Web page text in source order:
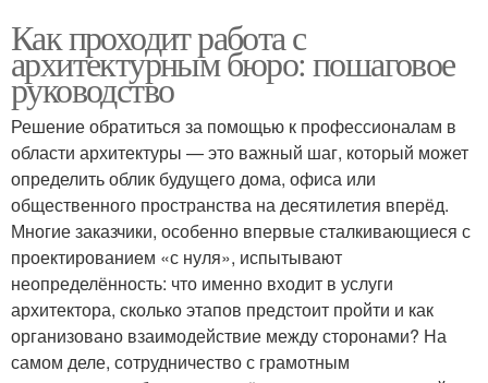
Как проходит работа с
архитектурным бюро: пошаговое
руководство
Решение обратиться за помощью к профессионалам в
области архитектуры — это важный шаг, который может
определить облик будущего дома, офиса или
общественного пространства на десятилетия вперёд.
Многие заказчики, особенно впервые сталкивающиеся с
проектированием «с нуля», испытывают
неопределённость: что именно входит в услуги
архитектора, сколько этапов предстоит пройти и как
организовано взаимодействие между сторонами? На
самом деле, сотрудничество с грамотным